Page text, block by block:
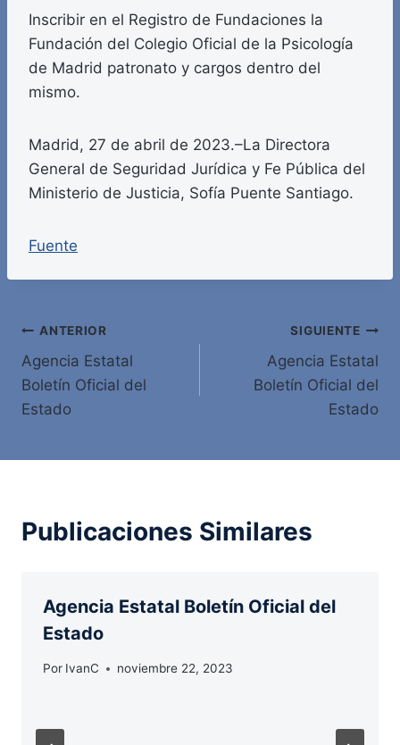
Inscribir en el Registro de Fundaciones la
Fundación del Colegio Oficial de la Psicología
de Madrid patronato y cargos dentro del
mismo.
Madrid, 27 de abril de 2023.–La Directora
General de Seguridad Jurídica y Fe Pública del
Ministerio de Justicia, Sofía Puente Santiago.
Fuente
Navegación
de
entradas
ANTERIOR
Agencia Estatal
Boletín Oficial del
Estado
SIGUIENTE
Agencia Estatal
Boletín Oficial del
Estado
Publicaciones Similares
Agencia Estatal Boletín Oficial del
Estado
Por IvanC noviembre 22, 2023